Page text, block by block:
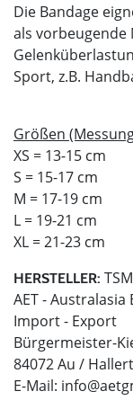
Die Bandage
als vorbeugende
Sport, z.B.
Größen
XS = 13-15 cm
S = 15-17 cm
M = 17-19 cm
L = 19-21 cm
XL = 21-23 cm
HERSTELLER: TSM
AET -
Import - Export
Bürgermeister-
84072 Au /
E-Mail: